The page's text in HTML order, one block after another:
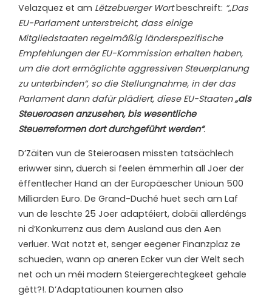
Velazquez et am Lëtzebuerger Wortbeschreift: “„Das
EU-Parlament unterstreicht, dass einige
Mitgliedstaaten regelmäßig länderspezifische
Empfehlungen der EU-Kommission erhalten haben,
um die dort ermöglichte aggressiven Steuerplanung
zu unterbinden“, so die Stellungnahme, in der das
Parlament dann dafür plädiert, diese EU-Staaten„als
Steueroasen anzusehen, bis wesentliche
Steuerreformen dort durchgeführt werden“.
D’Zäiten vun de Steieroasen missten tatsächlech
eriwwer sinn, duerch si feelen ëmmerhin all Joer der
ëffentlecher Hand an der Europäescher Unioun 500
Milliarden Euro. De Grand-Duché huet sech am Laf
vun de leschte 25 Joer adaptéiert, dobäi allerdéngs
ni d’Konkurrenz aus dem Ausland aus den Aen
verluer. Wat notzt et, senger eegener Finanzplaz ze
schueden, wann op aneren Ecker vun der Welt sech
net och un méi modern Steiergerechtegkeet gehale
gëtt?!. D’Adaptatiounen koumen also